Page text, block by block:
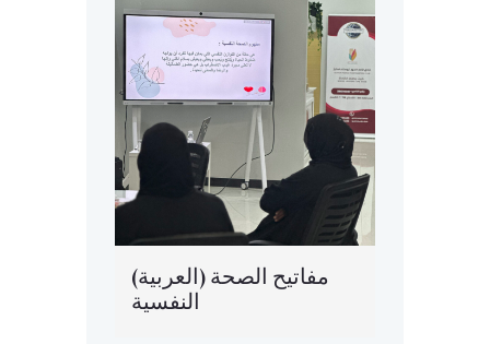
(العربية) مفاتيح الصحة
النفسية